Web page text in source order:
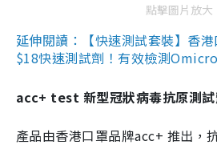
點擊圖片放大
延伸閱讀：【快速測試套裝】香
$18快速測試劑！有效檢測
acc+ test 新型冠狀病毒抗原測
產品由香港口罩品牌acc+ 推出，